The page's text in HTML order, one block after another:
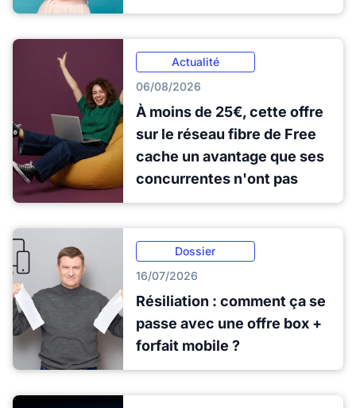
Actualité
06/08/2026
À moins de 25€, cette offre
sur le réseau fibre de Free
cache un avantage que ses
concurrentes n'ont pas
Dossier
16/07/2026
Résiliation : comment ça se
passe avec une offre box +
forfait mobile ?